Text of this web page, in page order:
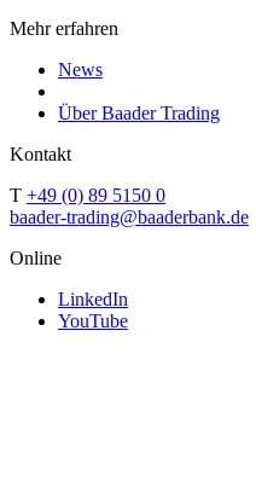
Mehr erfahren
News
Über Baader Trading
Kontakt
T +49 (0) 89 5150 0
baader-trading@baaderbank.de
Online
LinkedIn
YouTube